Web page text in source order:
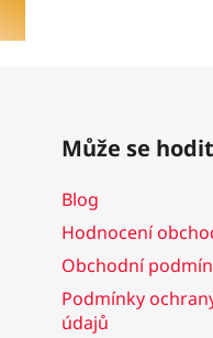
Může se hodit
Blog
Hodnocení
Obchodní
Podmínky
údajů